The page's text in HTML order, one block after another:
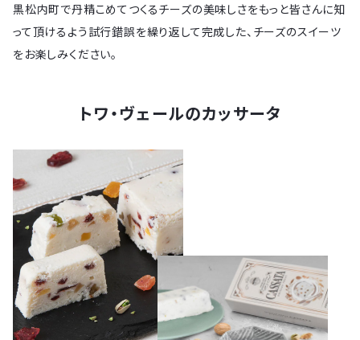
黒松内町で丹精こめてつくるチーズの美味しさをもっと皆さんに知
って頂けるよう試行錯誤を繰り返して完成した、チーズのスイーツ
をお楽しみください。
トワ・ヴェールのカッサータ